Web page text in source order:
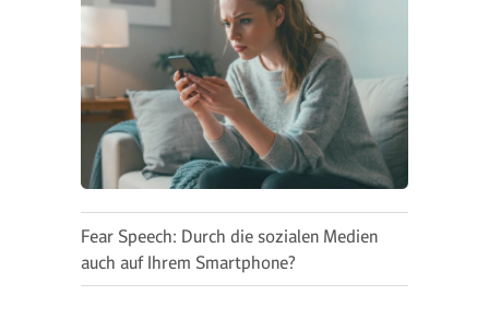
Fear Speech: Durch die sozialen Medien
auch auf Ihrem Smartphone?